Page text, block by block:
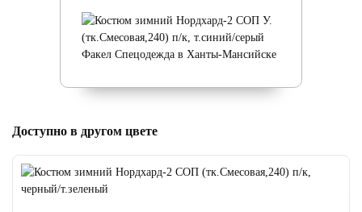
Доступно в другом цвете